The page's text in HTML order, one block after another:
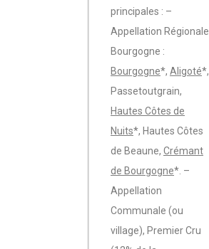
principales : –
Appellation Régionale
Bourgogne :
Bourgogne*, Aligoté*,
Passetoutgrain,
Hautes Côtes de
Nuits*, Hautes Côtes
de Beaune, Crémant
de Bourgogne*. –
Appellation
Communale (ou
village), Premier Cru